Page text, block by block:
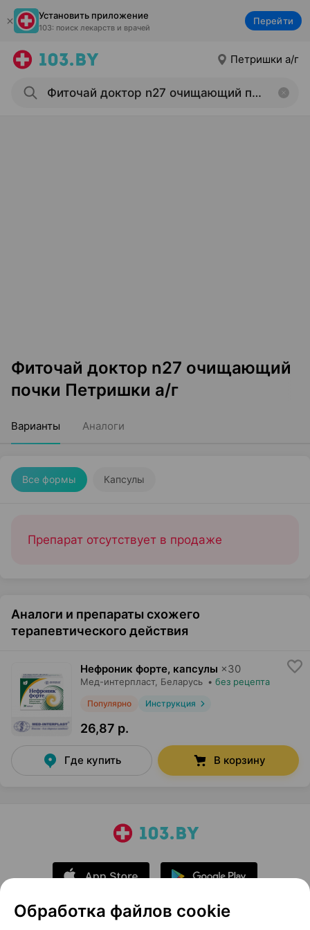
Установить приложение
103: поиск лекарств и врачей
Перейти
Петришки а/г
Фиточай доктор n27 очищающий
почки Петришки а/г
Варианты Аналоги
Все формы Капсулы
Препарат отсутствует в продаже
Аналоги и препараты схожего
терапевтического действия
Нефроник форте, капсулы ×30
Мед-интерпласт, Беларусь • без рецепта
Популярно Инструкция
26,87 р.
Где купить В корзину
Обработка файлов cookie